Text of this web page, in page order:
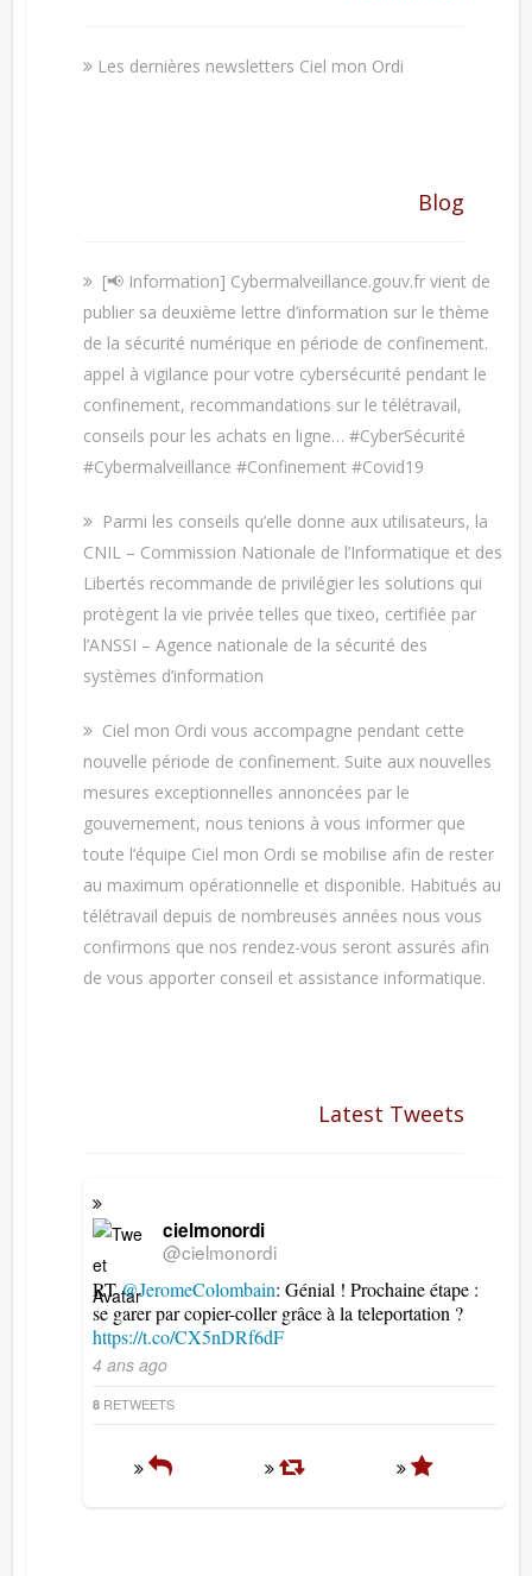
Les dernières newsletters Ciel mon Ordi
Blog
[📢 Information] Cybermalveillance.gouv.fr vient de
publier sa deuxième lettre d’information sur le thème
de la sécurité numérique en période de confinement.
appel à vigilance pour votre cybersécurité pendant le
confinement, recommandations sur le télétravail,
conseils pour les achats en ligne… #CyberSécurité
#Cybermalveillance #Confinement #Covid19
Parmi les conseils qu’elle donne aux utilisateurs, la
CNIL – Commission Nationale de l’Informatique et des
Libertés recommande de privilégier les solutions qui
protègent la vie privée telles que tixeo, certifiée par
l’ANSSI – Agence nationale de la sécurité des
systèmes d’information
Ciel mon Ordi vous accompagne pendant cette
nouvelle période de confinement. Suite aux nouvelles
mesures exceptionnelles annoncées par le
gouvernement, nous tenions à vous informer que
toute l’équipe Ciel mon Ordi se mobilise afin de rester
au maximum opérationnelle et disponible. Habitués au
télétravail depuis de nombreuses années nous vous
confirmons que nos rendez-vous seront assurés afin
de vous apporter conseil et assistance informatique.
Latest Tweets
cielmonordi
@cielmonordi
RT@JeromeColombain: Génial ! Prochaine étape :
se garer par copier-coller grâce à la teleportation ?
https://t.co/CX5nDRf6dF
4 ans ago
8 RETWEETS